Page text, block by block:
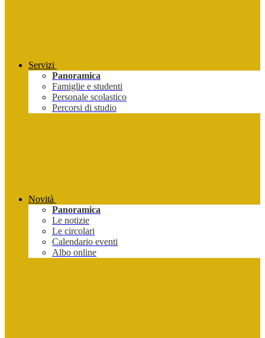
Servizi
Panoramica
Famiglie e studenti
Personale scolastico
Percorsi di studio
Novità
Panoramica
Le notizie
Le circolari
Calendario eventi
Albo online